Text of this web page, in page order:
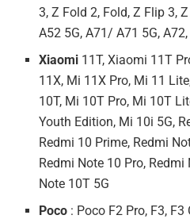
3, Z Fold 2, Fold, Z Flip 3,
A52 5G, A71/ A71 5G,
Xiaomi 11T, Xiaomi 11T
11X, Mi 11X Pro, Mi 11
10T, Mi 10T Pro, Mi 10T
Youth Edition, Mi 10i 5G,
Redmi 10 Prime, Redmi
Redmi Note 10 Pro,
Note 10T 5G
Poco : Poco F2 Pro, F3, F3